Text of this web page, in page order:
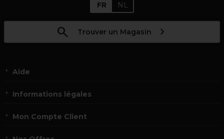
FR NL
Trouver un Magasin
Aide
Informations légales
Mon Compte Client